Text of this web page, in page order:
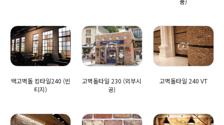
백고벽돌 킹타일240 (빈
티지)
고벽돌타일 230 (외부시
공)
고벽돌타일 240 VT